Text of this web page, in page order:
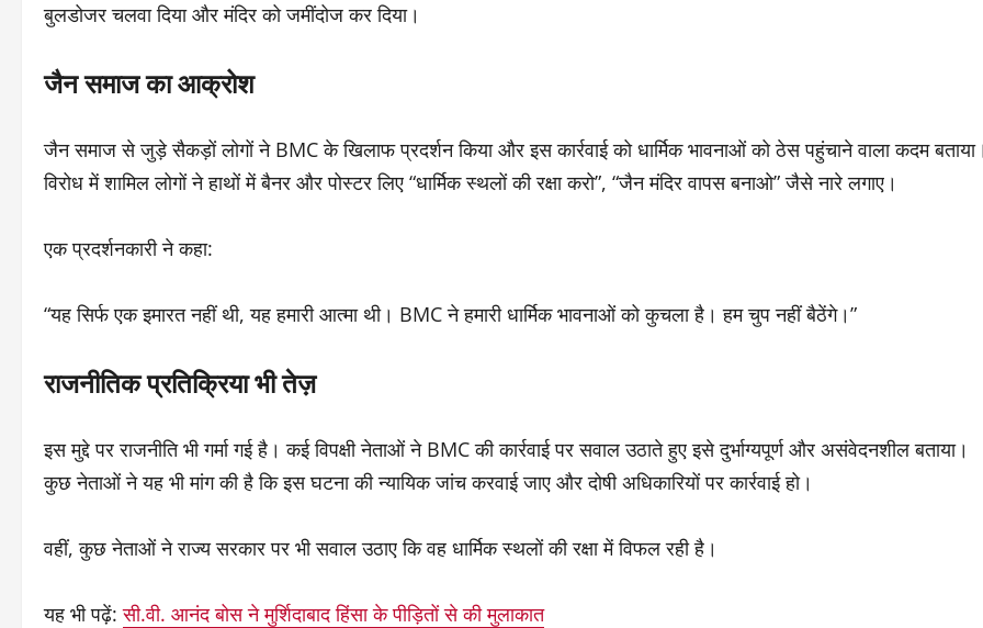
बुलडोजर चलवा दिया और मंदिर को जमींदोज कर दिया।
जैन समाज का आक्रोश
जैन समाज से जुड़े सैकड़ों लोगों ने BMC के खिलाफ प्रदर्शन किया और इस कार्रवाई को धार्मिक भावनाओं को ठेस पहुंचाने वाला कदम
विरोध में शामिल लोगों ने हाथों में बैनर और पोस्टर लिए “धार्मिक स्थलों की रक्षा करो”, “जैन मंदिर वापस बनाओ” जैसे नारे लगाए।
एक प्रदर्शनकारी ने कहा:
“यह सिर्फ एक इमारत नहीं थी, यह हमारी आत्मा थी। BMC ने हमारी धार्मिक भावनाओं को कुचला है। हम चुप नहीं बैठेंगे।”
राजनीतिक प्रतिक्रिया भी तेज़
इस मुद्दे पर राजनीति भी गर्मा गई है। कई विपक्षी नेताओं ने BMC की कार्रवाई पर सवाल उठाते हुए इसे दुर्भाग्यपूर्ण और असंवेदनशील बताया।
कुछ नेताओं ने यह भी मांग की है कि इस घटना की न्यायिक जांच करवाई जाए और दोषी अधिकारियों पर कार्रवाई हो।
वहीं, कुछ नेताओं ने राज्य सरकार पर भी सवाल उठाए कि वह धार्मिक स्थलों की रक्षा में विफल रही है।
यह भी पढ़ें:सी.वी. आनंद बोस ने मुर्शिदाबाद हिंसा के पीड़ितों से की मुलाकात